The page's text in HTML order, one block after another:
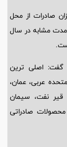
صادرات از محل
مشابه در سال
گفت: اصلی ترین
عربی، عمان،
قیر نفت، سیمان
صادراتی